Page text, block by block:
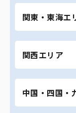
北海道（札幌
田県 ｜ 宮城
｜ 石川県 ｜
県
関東・東海エ
東京都全域
茨城県 ｜ 栃
屋市、豊田市
全域（浜松市
全域（岐阜市
関西エリア
大阪府全域
歌山県 ｜ 兵
重県全域（四
中国・四国・